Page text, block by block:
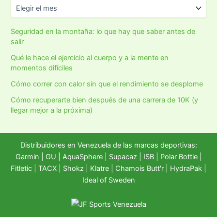
Seguridad en la montaña: lo que hay que saber antes de
salir
Qué le hace el ejercicio al cuerpo y a la mente en
momentos difíciles
Cómo correr con calor sin que el rendimiento se desplome
Cómo recuperarte bien después de una carrera de 10K (y
llegar mejor a la próxima)
Distribuidores en Venezuela de las marcas deportivas:
Garmin
GU AquaSphere| Supacaz | ISB | Polar Bottle|
Fitletic
TACX Shokz Klatre Chamois Butt'r HydraPak
Ideal of Sweden